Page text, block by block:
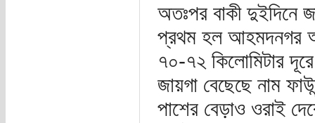
অতঃপর বাকী দুইদিনে
প্রথম হল আহমদনগর
৭০-৭২ কিলোমিটার
জায়গা বেছেছে নাম
পাশের বেড়াও ওরাই